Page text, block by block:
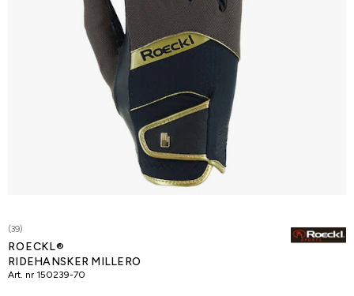
(39)
ROECKL®
RIDEHANSKER MILLERO
Art. nr 150239-70